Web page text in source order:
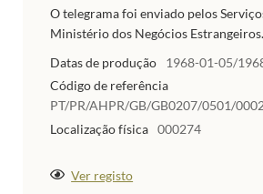
O telegrama foi enviado pelos
Ministério dos Negócios Estrangeiros.
Datas de produção
1968-01-05/
Código de referência
PT/PR/AHPR/GB/GB0207/0501/
Localização física 000274
Ver registo